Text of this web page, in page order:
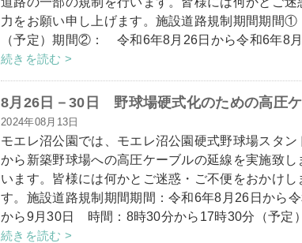
力をお願い申し上げます。施設道路規制期間期間
（予定）期間②： 令和6年8月26日から令和6年8
続きを読む >
8月26日－30日 野球場硬式化のための高圧
2024年08月13日
モエレ沼公園では、モエレ沼公園硬式野球場スタ
から新築野球場への高圧ケーブルの延線を実施致
います。皆様には何かとご迷惑・ご不便をおかけ
す。施設道路規制期間期間：令和6年8月26日から
から9月30日 時間：8時30分から17時30分（予定
続きを読む >